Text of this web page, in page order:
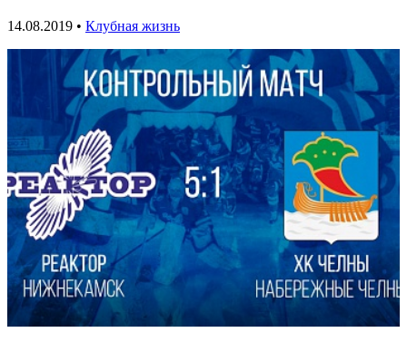
14.08.2019 • Клубная жизнь